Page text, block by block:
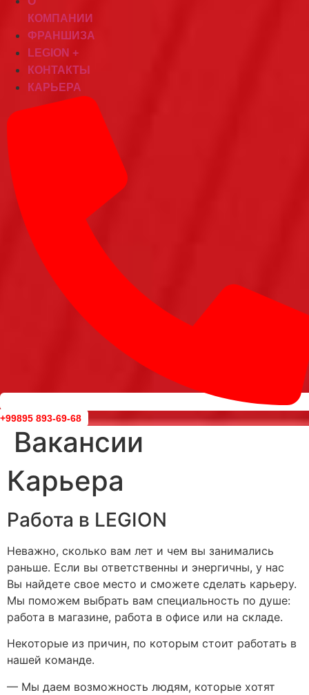
КОМПАНИИ
ФРАНШИЗА
LEGION +
КОНТАКТЫ
КАРЬЕРА
+99895 893-69-68
Вакансии
Карьера
Работа в LEGION
Неважно, сколько вам лет и чем вы занимались
раньше. Если вы ответственны и энергичны, у нас
Вы найдете свое место и сможете сделать карьеру.
Мы поможем выбрать вам специальность по душе:
работа в магазине, работа в офисе или на складе.
Некоторые из причин, по которым стоит работать в
нашей команде.
— Мы даем возможность людям, которые хотят